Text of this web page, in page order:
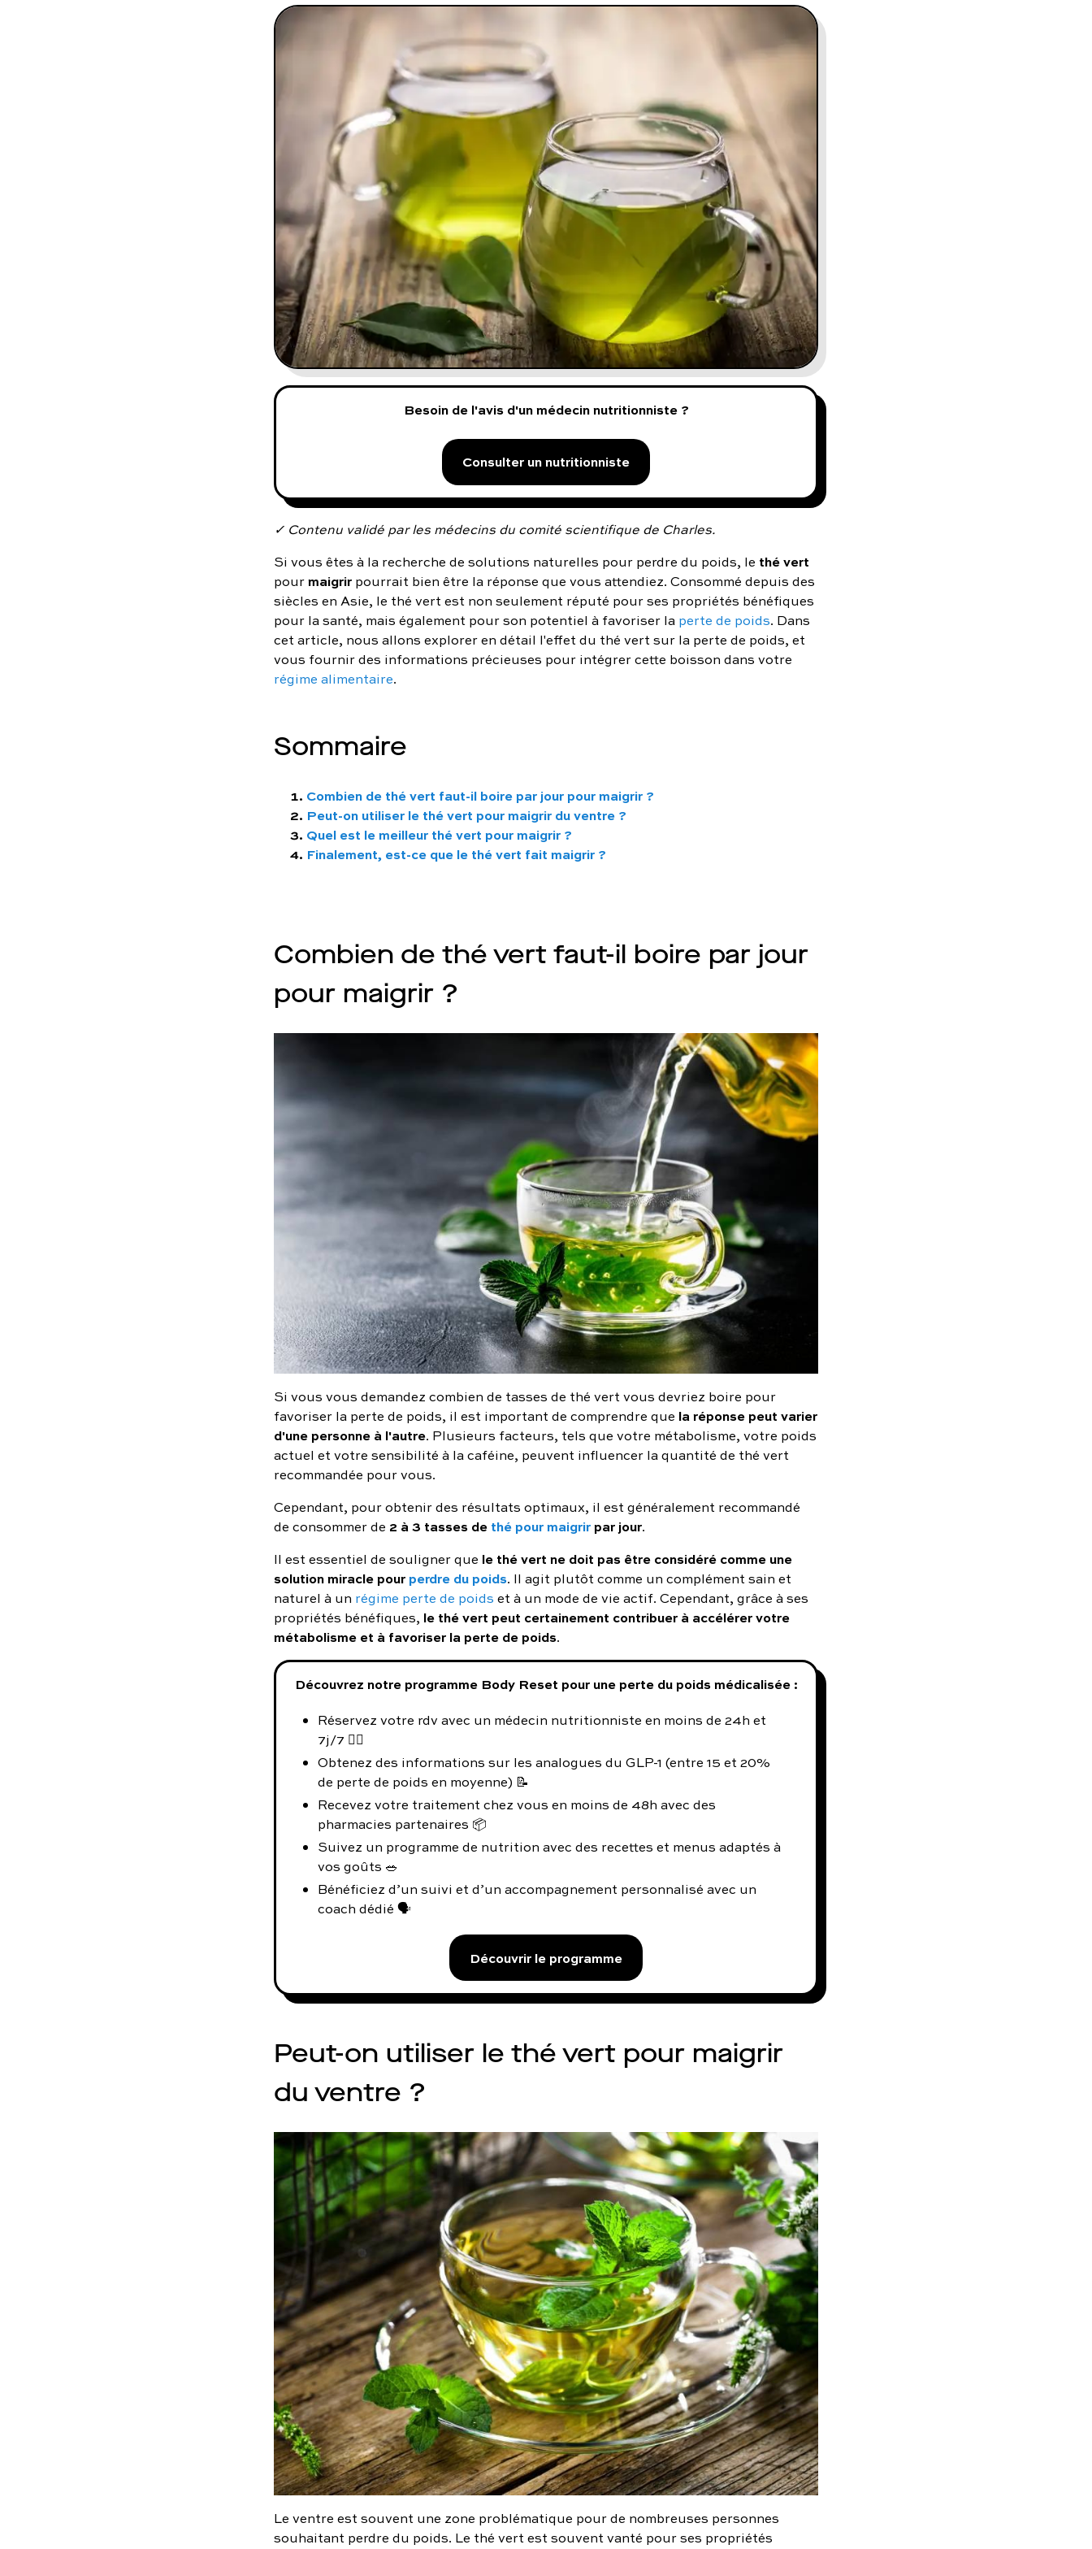
Toutes nos pathologiessexuelles
contact@charles.co
Besoin de l'avis d'un médecin nutritionniste ?
Consulter un nutritionniste
✓ Contenu validé par les médecins du comité scientifique de Charles.
Si vous êtes à la recherche de solutions naturelles pour perdre du poids, le thé vert
pourmaigrir pourrait bien être la réponse que vous attendiez. Consommé depuis des
siècles en Asie, le thé vert est non seulement réputé pour ses propriétés bénéfiques
pour la santé, mais également pour son potentiel à favoriser la perte de poids. Dans
cet article, nous allons explorer en détail l'effet du thé vert sur la perte de poids, et
vous fournir des informations précieuses pour intégrer cette boisson dans votre
régime alimentaire.
Sommaire
Combien de thé vert faut-il boire par jour pour maigrir ?
Peut-on utiliser le thé vert pour maigrir du ventre ?
Quel est le meilleur thé vert pour maigrir ?
Finalement, est-ce que le thé vert fait maigrir ?
Combien de thé vert faut-il boire par jour
pour maigrir ?
Si vous vous demandez combien de tasses de thé vert vous devriez boire pour
favoriser la perte de poids, il est important de comprendre que la réponse peut varier
d'une personne à l'autre. Plusieurs facteurs, tels que votre métabolisme, votre poids
actuel et votre sensibilité à la caféine, peuvent influencer la quantité de thé vert
recommandée pour vous.
Cependant, pour obtenir des résultats optimaux, il est généralement recommandé
de consommer de 2 à 3 tasses de thé pour maigrirpar jour.
Il est essentiel de souligner que le thé vert ne doit pas être considéré comme une
solution miracle pourperdre du poids. Il agit plutôt comme un complément sain et
naturel à un régime perte de poids et à un mode de vie actif. Cependant, grâce à ses
propriétés bénéfiques, le thé vert peut certainement contribuer à accélérer votre
métabolisme et à favoriser la perte de poids.
Découvrez notre programme Body Reset pour une perte du poids médicalisée :
Réservez votre rdv avec un médecin nutritionniste en moins de 24h et
7j/7 👨‍⚕️
Obtenez des informations sur les analogues du GLP-1 (entre 15 et 20%
de perte de poids en moyenne) 📝
Recevez votre traitement chez vous en moins de 48h avec des
pharmacies partenaires 📦
Suivez un programme de nutrition avec des recettes et menus adaptés à
vos goûts 🥗
Bénéficiez d’un suivi et d’un accompagnement personnalisé avec un
coach dédié 🗣️
Découvrir le programme
Peut-on utiliser le thé vert pour maigrir
du ventre ?
Le ventre est souvent une zone problématique pour de nombreuses personnes
souhaitant perdre du poids. Le thé vert est souvent vanté pour ses propriétés